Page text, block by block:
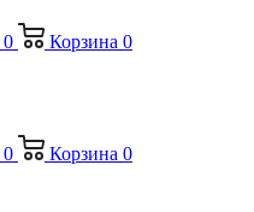
0 Корзина 0
0 Корзина 0